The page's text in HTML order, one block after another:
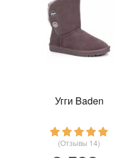
Угги Baden
(Отзывы 14)